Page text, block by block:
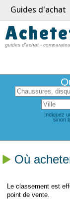
Guides d'achat
guides d'achat -
Indiquez
sinon
Où
Le classement est
point de vente.